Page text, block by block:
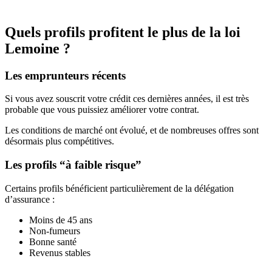
Quels profils profitent le plus de la loi
Lemoine ?
Les emprunteurs récents
Si vous avez souscrit votre crédit ces dernières années, il est très
probable que vous puissiez améliorer votre contrat.
Les conditions de marché ont évolué, et de nombreuses offres sont
désormais plus compétitives.
Les profils “à faible risque”
Certains profils bénéficient particulièrement de la délégation
d’assurance :
Moins de 45 ans
Non-fumeurs
Bonne santé
Revenus stables